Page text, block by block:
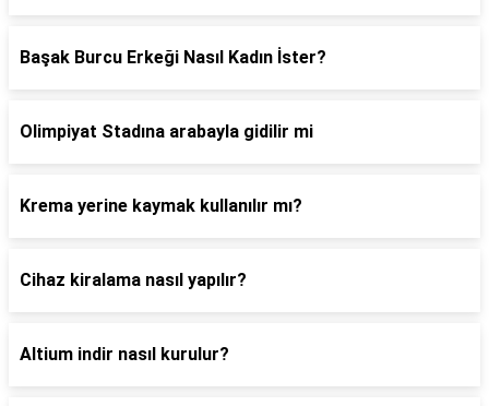
Başak Burcu Erkeği Nasıl Kadın İster?
Olimpiyat Stadına arabayla gidilir mi
Krema yerine kaymak kullanılır mı?
Cihaz kiralama nasıl yapılır?
Altium indir nasıl kurulur?